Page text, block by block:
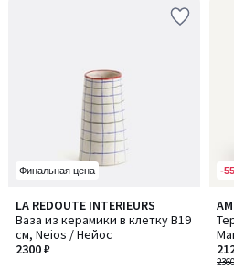
Финальная цена
LA REDOUTE INTERIEURS
Ваза из керамики в клетку В19
см, Neios / Нейос
2300 ₽
-